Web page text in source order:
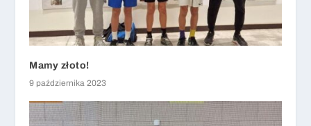
Mamy złoto!
9 października 2023